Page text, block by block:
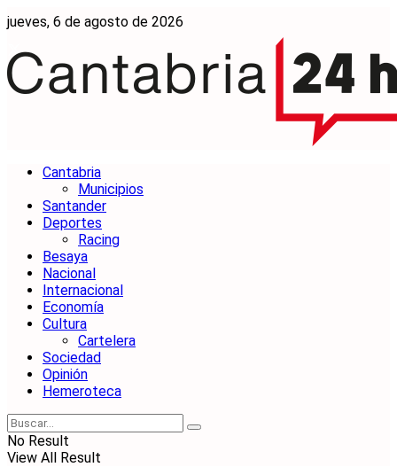
jueves, 6 de agosto de 2026
Cantabria
Municipios
Santander
Deportes
Racing
Besaya
Nacional
Internacional
Economía
Cultura
Cartelera
Sociedad
Opinión
Hemeroteca
No Result
View All Result